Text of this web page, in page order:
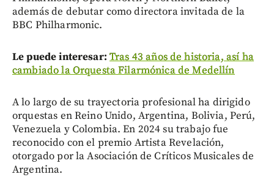
además de debutar como directora invitada de la
BBC Philharmonic.
Le puede interesar: Tras 43 años de historia, así ha
cambiado la Orquesta Filarmónica de Medellín
A lo largo de su trayectoria profesional ha dirigido
orquestas en Reino Unido, Argentina, Bolivia, Perú,
Venezuela y Colombia. En 2024 su trabajo fue
reconocido con el premio Artista Revelación,
otorgado por la Asociación de Críticos Musicales de
Argentina.